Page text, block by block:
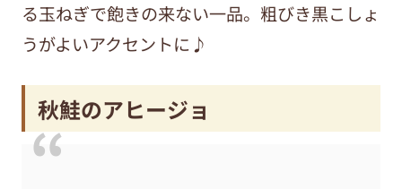
る玉ねぎで飽きの来ない一品。粗びき黒こしょ
うがよいアクセントに♪
秋鮭のアヒージョ